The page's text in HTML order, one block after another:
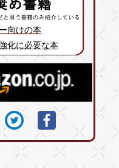
向けの本
化に必要な本